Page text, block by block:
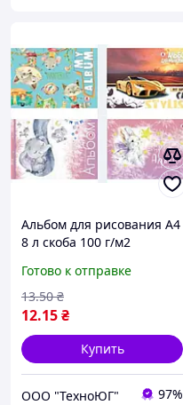
Альбом для рисования А4
8 л скоба 100 г/м2
Готово к отправке
12.15₴
13.50 ₴
Купить
ООО "ТехноЮГ" 97%